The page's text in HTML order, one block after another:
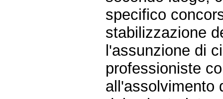
specifico
stabilizzazione
l'assunzione di
professioniste
all'assolvimento